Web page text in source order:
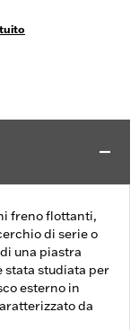
freno flottanti,
di serie o
una piastra
stata studiata per
esterno in
da